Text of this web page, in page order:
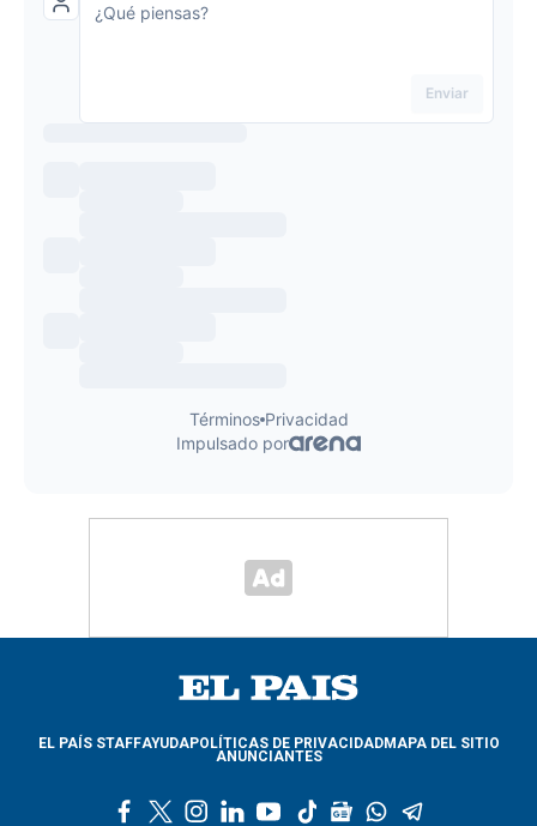
EL PAÍS STAFFAYUDAPOLÍTICAS DE PRIVACIDADMAPA DEL SITIO
ANUNCIANTES
l
y
t
g
w